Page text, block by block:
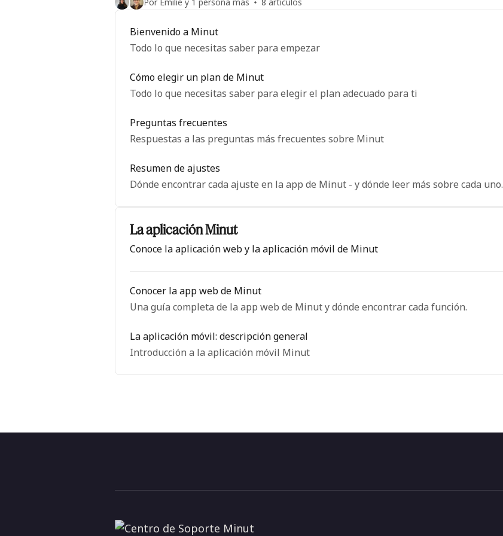
Bienvenido a Minut
Todo lo que necesitas saber para empezar
Cómo elegir un plan de Minut
Todo lo que necesitas saber para elegir el plan adecuado para ti
Preguntas frecuentes
Respuestas a las preguntas más frecuentes sobre Minut
Resumen de ajustes
Dónde encontrar cada ajuste en la app de Minut - y dónde leer más sobre cada uno.
La aplicación Minut
Conoce la aplicación web y la aplicación móvil de Minut
Conocer la app web de Minut
Una guía completa de la app web de Minut y dónde encontrar cada función.
La aplicación móvil: descripción general
Introducción a la aplicación móvil Minut